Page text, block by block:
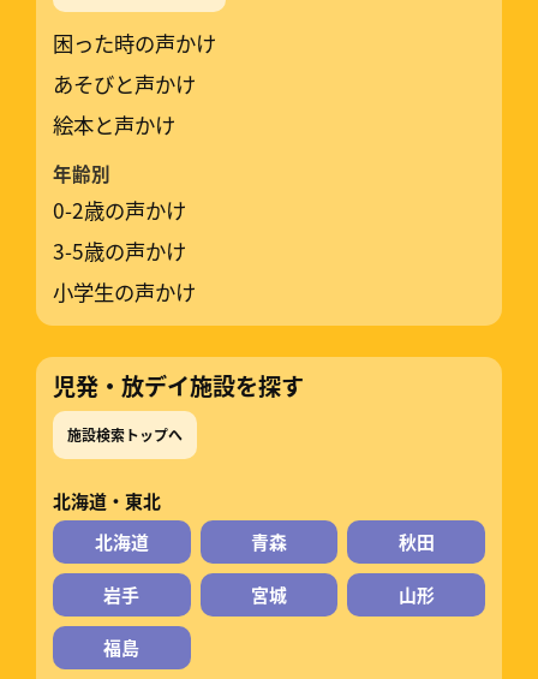
困った時の声かけ
あそびと声かけ
絵本と声かけ
年齢別
0-2歳の声かけ
3-5歳の声かけ
小学生の声かけ
児発・放デイ施設を探す
施設検索トップへ
北海道・東北
北海道
青森 秋田
岩手 宮城 山形
福島